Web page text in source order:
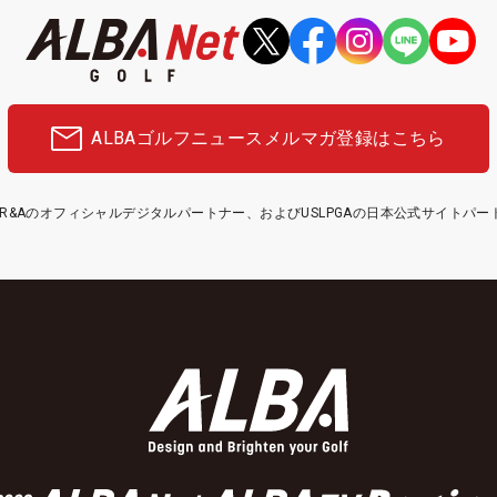
ALBAゴルフニュース メルマガ登録はこちら
のオフィシャルデジタルパートナー、およびUSLPGAの日本公式サイトパー